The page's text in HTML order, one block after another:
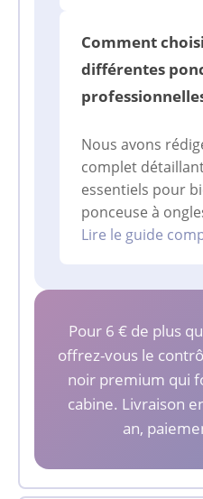
Comment
différentes
Nous avons
complet
essentiels pour
ponceuse à
Lire le guide
Pour 6 € de plus
offrez-vous le
noir premium qui
cabine. Livraison
an,